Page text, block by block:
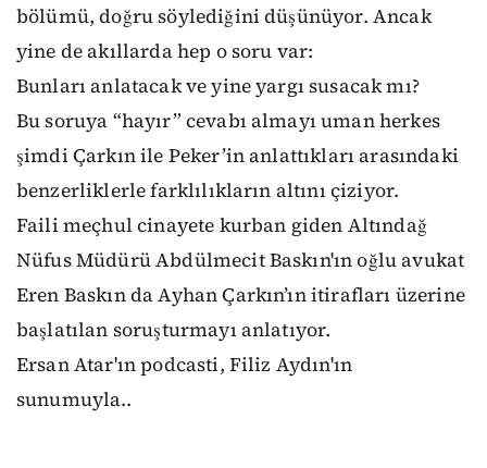
bölümü, doğru söylediğini düşünüyor. Ancak
yine de akıllarda hep o soru var:
Bunları anlatacak ve yine yargı susacak mı?
Bu soruya “hayır” cevabı almayı uman herkes
şimdi Çarkın ile Peker’in anlattıkları arasındaki
benzerliklerle farklılıkların altını çiziyor.
Faili meçhul cinayete kurban giden Altındağ
Nüfus Müdürü Abdülmecit Baskın'ın oğlu avukat
Eren Baskın da Ayhan Çarkın’ın itirafları üzerine
başlatılan soruşturmayı anlatıyor.
Ersan Atar'ın podcasti, Filiz Aydın'ın
sunumuyla..